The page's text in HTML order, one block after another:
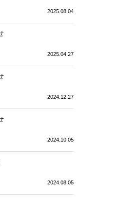
2025.08.04
2025.04.27
2024.12.27
2024.10.05
2024.08.05